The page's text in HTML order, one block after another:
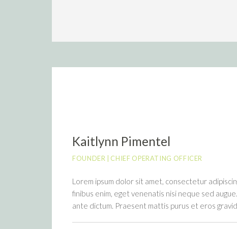
Kaitlynn Pimentel
FOUNDER | CHIEF OPERATING OFFICER
Lorem ipsum dolor sit amet, consectetur
finibus enim, eget venenatis nisi neque sed
ante dictum. Praesent mattis purus et eros